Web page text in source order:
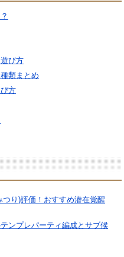
び方
類まとめ
方
つり)評価！おすすめ潜在覚醒
ンプレパーティ編成とサブ候